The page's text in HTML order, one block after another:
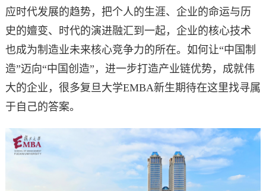
应时代发展的趋势，把个人的生涯、企业的命运与历
史的嬗变、时代的演进融汇到一起，企业的核心技术
也成为制造业未来核心竞争力的所在。如何让“中国制
造”迈向“中国创造”，进一步打造产业链优势，成就伟
大的企业，很多复旦大学EMBA新生期待在这里找寻属
于自己的答案。